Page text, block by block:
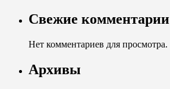
Свежие комментарии
Нет комментариев для просмотра.
Архивы